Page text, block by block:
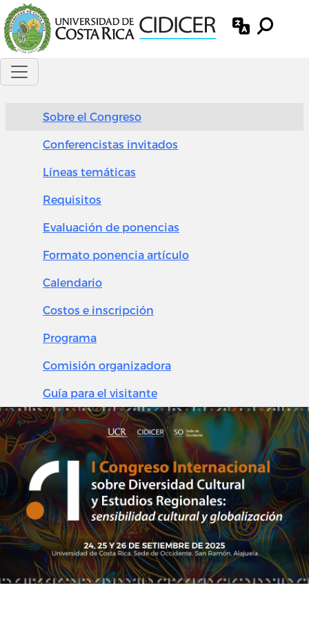
Pasar al contenido principal
Sobre el Congreso
Conferencistas invitados
Líneas temáticas
Requisitos
Evaluación de ponencias
Formato ponencia artículo
Calendario
Costos e inscripción
Programa
Comisión organizadora
Guía para el visitante